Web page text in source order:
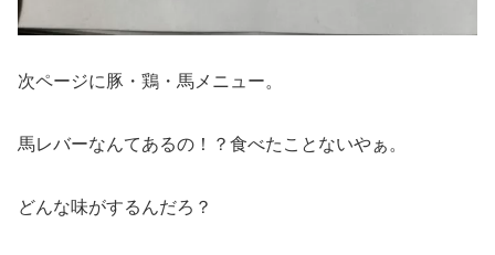
次ページに豚・鶏・馬メニュー。
馬レバーなんてあるの！？食べたことないやぁ。
どんな味がするんだろ？